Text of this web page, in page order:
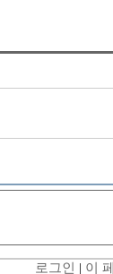
로그인 | 이